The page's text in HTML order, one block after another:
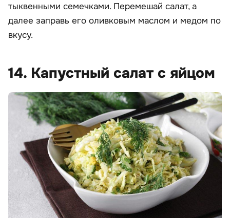
тыквенными семечками. Перемешай салат, а
далее заправь его оливковым маслом и медом по
вкусу.
14. Капустный салат с яйцом